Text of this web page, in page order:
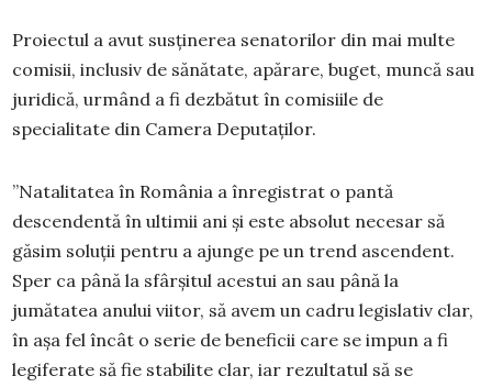
Proiectul a avut susținerea senatorilor din mai multe
comisii, inclusiv de sănătate, apărare, buget, muncă sau
juridică, urmând a fi dezbătut în comisiile de
specialitate din Camera Deputaților.
”Natalitatea în România a înregistrat o pantă
descendentă în ultimii ani și este absolut necesar să
găsim soluții pentru a ajunge pe un trend ascendent.
Sper ca până la sfârșitul acestui an sau până la
jumătatea anului viitor, să avem un cadru legislativ clar,
în așa fel încât o serie de beneficii care se impun a fi
legiferate să fie stabilite clar, iar rezultatul să se